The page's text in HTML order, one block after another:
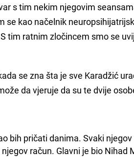
s tim nekim njegovim
se kao načelnik
tim ratnim zločincem smo se
se zna šta je sve Karadžić
da vjeruje da su te dvije
bih pričati danima. Svaki
račun. Glavni je bio Nihad